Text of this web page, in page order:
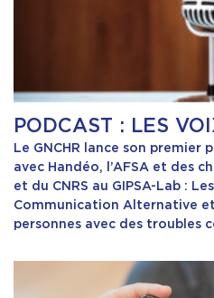
PODCAST : LES
Le GNCHR lance son
avec Handéo, l’AFSA et des
et du CNRS au GIPSA-Lab :
Communication Alternative
personnes avec des troubles